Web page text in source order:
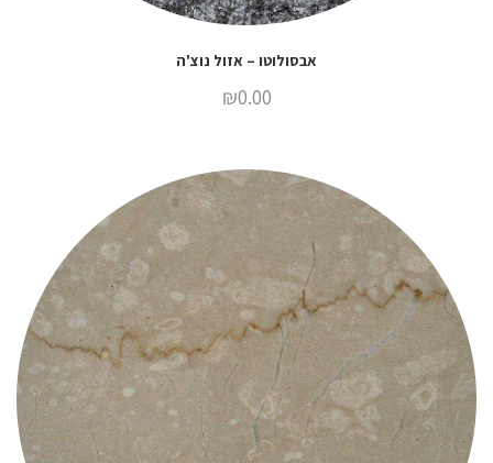
אבסולוטו – אזול נוצ'ה
₪0.00